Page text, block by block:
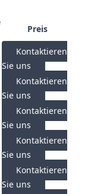
Preis
Kontaktieren
Sie uns
Kontaktieren
Sie uns
Kontaktieren
Sie uns
Kontaktieren
Sie uns
Kontaktieren
Sie uns